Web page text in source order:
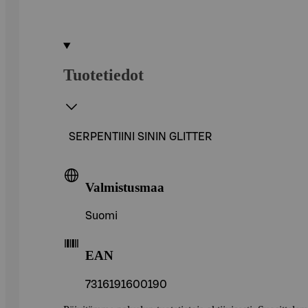
Tuotetiedot
SERPENTIINI SININ GLITTER
Valmistusmaa
Suomi
EAN
7316191600190